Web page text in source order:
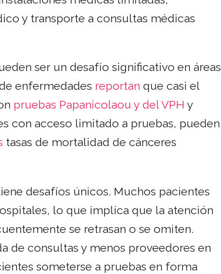
y transporte a consultas médicas
ser un desafío significativo en áreas
enfermedades reportan que casi el
pruebas Papanicolaou y del VPH y
con acceso limitado a pruebas, pueden
tasas de mortalidad de cánceres
desafíos únicos. Muchos pacientes
lo que implica que la atención
se retrasan o se omiten.
de consultas y menos proveedores en
someterse a pruebas en forma